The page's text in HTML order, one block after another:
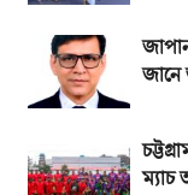
ম্যাচ